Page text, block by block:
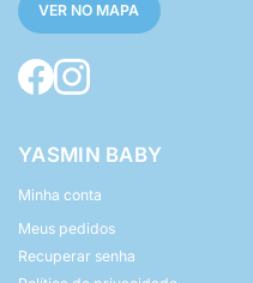
VER NO MAPA
YASMIN BABY
Minha conta
Meus pedidos
Recuperar senha